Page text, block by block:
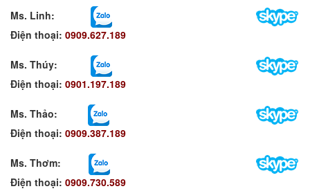
Ms. Linh:
Điện thoại: 0909.627.189
Ms. Thúy:
Điện thoại: 0901.197.189
Ms. Thảo:
Điện thoại: 0909.387.189
Ms. Thơm:
Điện thoại: 0909.730.589